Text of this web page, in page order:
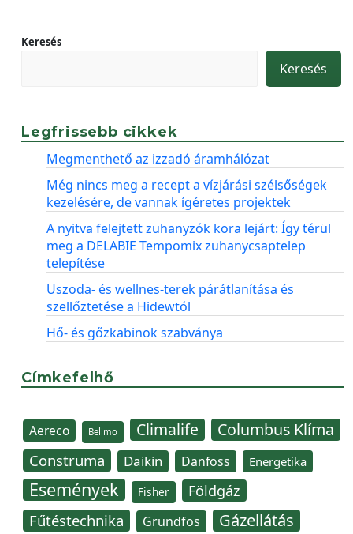
Keresés
Keresés
Legfrissebb cikkek
Megmenthető az izzadó áramhálózat
Még nincs meg a recept a vízjárási szélsőségek
kezelésére, de vannak ígéretes projektek
A nyitva felejtett zuhanyzók kora lejárt: Így térül
meg a DELABIE Tempomix zuhanycsaptelep
telepítése
Uszoda- és wellnes-terek párátlanítása és
szellőztetése a Hidewtól
Hő- és gőzkabinok szabványa
Címkefelhő
Aereco Belimo Climalife Columbus Klíma
Construma Daikin Danfoss Energetika
Események Fisher Földgáz
Fűtéstechnika Grundfos Gázellátás